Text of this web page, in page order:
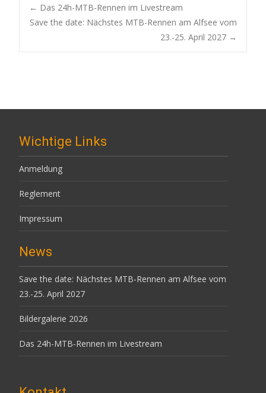
Post
navigation
← Das 24h-MTB-Rennen im Livestream
Save the date: Nächstes MTB-Rennen am Alfsee vom
23.-25. April 2027 →
Wichtige Links
Anmeldung
Reglement
Impressum
News
Save the date: Nächstes MTB-Rennen am Alfsee vom
23.-25. April 2027
Bildergalerie 2026
Das 24h-MTB-Rennen im Livestream